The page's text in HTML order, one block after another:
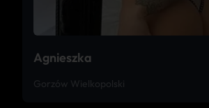
Agnieszka
Gorzów Wielkopolski